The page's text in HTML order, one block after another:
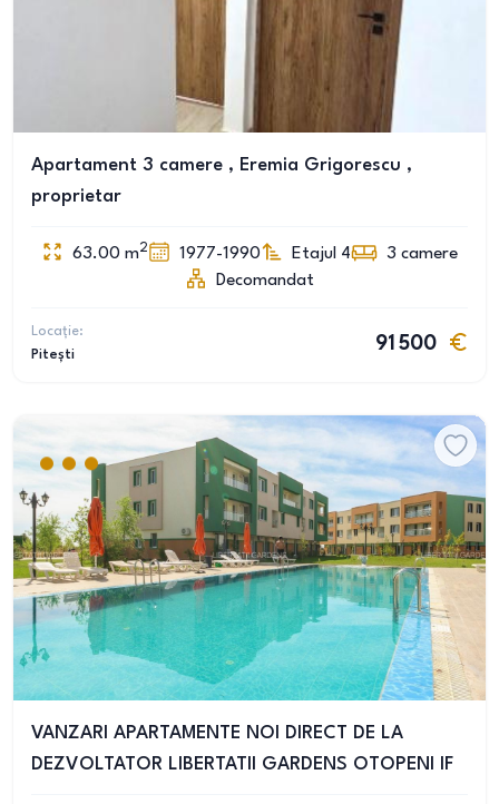
Apartament 3 camere , Eremia Grigorescu ,
proprietar
63.00 m2 1977-1990 Etajul 4 3 camere
Decomandat
Locație:
Pitești
91 500
VANZARI APARTAMENTE NOI DIRECT DE LA
DEZVOLTATOR LIBERTATII GARDENS OTOPENI IF